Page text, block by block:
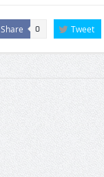
Share 0 Tweet